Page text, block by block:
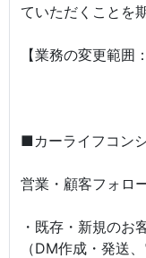
ていただくことを
【業務の変更範囲
■カーライフコン
営業・顧客フォロ
・既存・新規のお
（DM作成・発送